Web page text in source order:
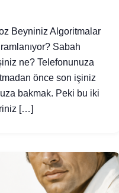
Beyniniz Algoritmalar
Sabah
ne? Telefonunuza
önce son işiniz
bakmak. Peki bu iki
[…]